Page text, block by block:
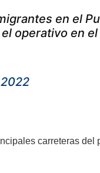
en el
operativo en el
carreteras del